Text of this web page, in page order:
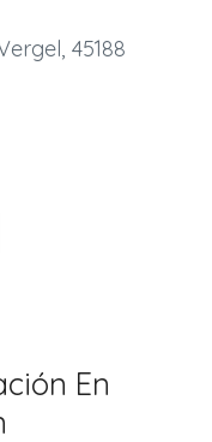
45188
En